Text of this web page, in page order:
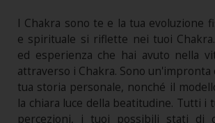
I Chakra sono te e la tua evoluzione
e spirituale si riflette nei tuoi
ed esperienza che hai avuto nella
attraverso i Chakra. Sono un'impronta
tua storia personale, nonché il
la chiara luce della beatitudine. Tutti i
percezioni, i tuoi possibili stati di